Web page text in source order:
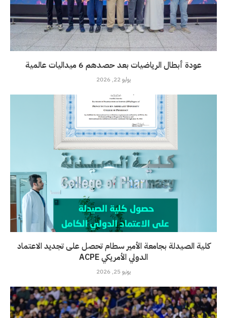
عودة أبطال الرياضيات بعد حصدهم 6 ميداليات عالمية
يوليو 22, 2026
كلية الصيدلة بجامعة الأمير سطام تحصل على تجديد الاعتماد
الدولي الأمريكي ACPE
يونيو 25, 2026